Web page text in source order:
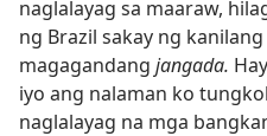
naglalayag sa maaraw,
ng Brazil sakay ng
magagandang jangada.
iyo ang nalaman ko
naglalayag na mga